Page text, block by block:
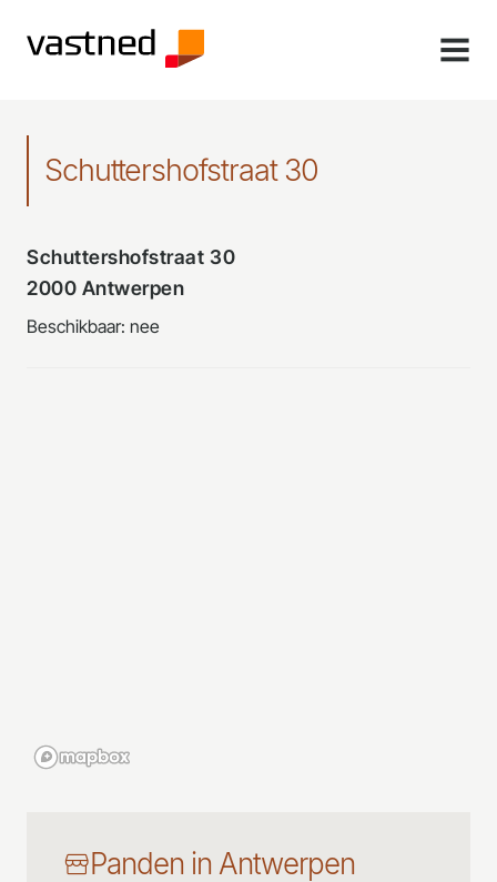
MENU
Schuttershofstraat 30
Schuttershofstraat 30
2000 Antwerpen
Beschikbaar: nee
Panden in Antwerpen